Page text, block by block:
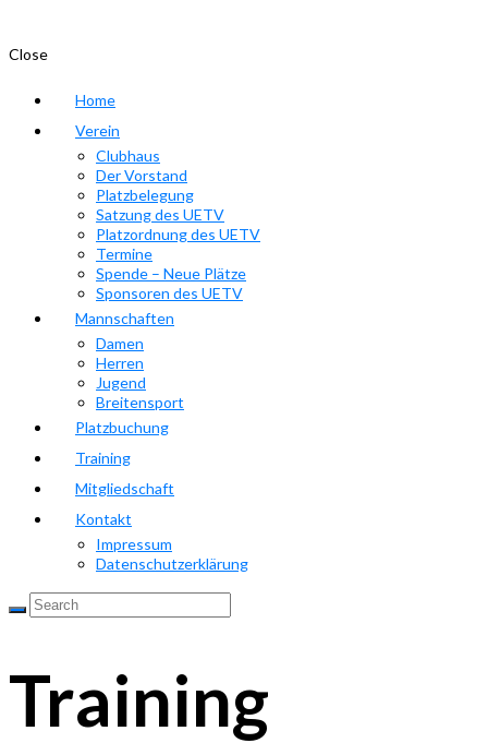
Close
Home
Verein
Clubhaus
Der Vorstand
Platzbelegung
Satzung des UETV
Platzordnung des UETV
Termine
Spende – Neue Plätze
Sponsoren des UETV
Mannschaften
Damen
Herren
Jugend
Breitensport
Platzbuchung
Training
Mitgliedschaft
Kontakt
Impressum
Datenschutzerklärung
Training